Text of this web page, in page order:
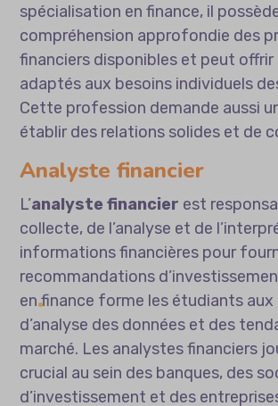
spécialisation en finance, il
compréhension approfondie des
financiers disponibles et peut offrir
adaptés aux besoins individuels
Cette profession demande aussi
établir des relations solides et de
Analyste financier
L’analyste financier est
collecte, de l’analyse et de
informations financières pour
recommandations
en finance forme les étudiants
d’analyse des données et des
marché. Les analystes financiers
crucial au sein des banques, des
d’investissement et des